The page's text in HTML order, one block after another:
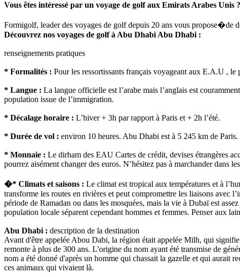
Vous êtes intéressé par un voyage de golf aux Emirats Arabes Unis ?
Formigolf, leader des voyages de golf depuis 20 ans vous propose�de
Découvrez nos voyages de golf à Abu Dhabi Abu Dhabi :
renseignements pratiques
* Formalités : Pour les ressortissants français voyageant aux E.A.U ,
* Langue : La langue officielle est l’arabe mais l’anglais est
population issue de l’immigration.
* Décalage horaire : L’hiver + 3h par rapport à Paris et + 2h l’été.
* Durée de vol : environ 10 heures. Abu Dhabi est à 5 245 km de Paris.
* Monnaie : Le dirham des EAU Cartes de crédit, devises étrangères
pourrez aisément changer des euros. N’hésitez pas à marchander dans
�* Climats et saisons : Le climat est tropical aux températures et à
transforme les routes en rivières et peut compromettre les liaisons avec
période de Ramadan ou dans les mosquées, mais la vie à Dubaï est
population locale séparent cependant hommes et femmes. Penser aux
Abu Dhabi : description de la destination
Avant d'être appelée Abou Dabi, la région était appelée Milh, qui
remonte à plus de 300 ans. L'origine du nom ayant été transmise de
nom a été donné d'après un homme qui chassait la gazelle et qui aurait
ces animaux qui vivaient là.